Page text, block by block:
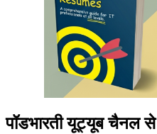
पॉडभारती यूट्यूब चैनल से